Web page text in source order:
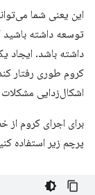
این یعنی شما
توسعه داشته
داشته باشد. ایجاد
کروم طوری رفتار
اشکال‌زدایی
برای اجرای کروم از
پرچم زیر استفاده